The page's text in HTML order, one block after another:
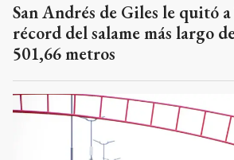
San Andrés de Giles le quitó
récord del salame más largo
501,66 metros